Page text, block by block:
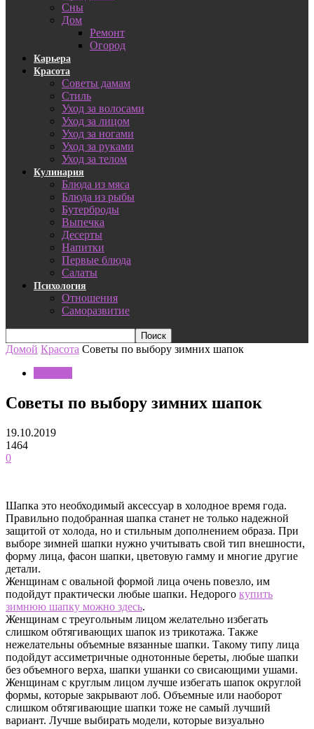
Сны
Дом
Ремонт
Огород
Карьера
Красота
Советы дамам
Стиль
Уход за волосами
Уход за лицом
Уход за ногами
Уход за руками
Уход за телом
Кулинария
Блюда из мяса
Блюда из рыбы
Бутерброды
Выпечка
Десерты
Напитки
Первые блюда
Салаты
Психология
Отношения
Саморазвитие
Домой Красота Советы по выбору зимних шапок
Советы по выбору зимних шапок
19.10.2019
1464
0
Шапка это необходимый аксессуар в холодное время года.
Правильно подобранная шапка станет не только надежной
защитой от холода, но и стильным дополнением образа. При
выборе зимней шапки нужно учитывать свой тип внешности,
форму лица, фасон шапки, цветовую гамму и многие другие
детали.
Женщинам с овальной формой лица очень повезло, им
подойдут практически любые шапки. Недорого купить
зимнюю шапку можно здесь.
Женщинам с треугольным лицом желательно избегать
слишком обтягивающих шапок из трикотажа. Также
нежелательны объемные вязанные шапки. Такому типу лица
подойдут ассиметричные однотонные береты, любые шапки
без объемного верха, шапки ушанки со свисающими ушами.
Женщинам с круглым лицом лучше избегать шапок округлой
формы, которые закрывают лоб. Объемные или наоборот
слишком обтягивающие шапки тоже не самый лучший
вариант. Лучше выбирать модели, которые визуально